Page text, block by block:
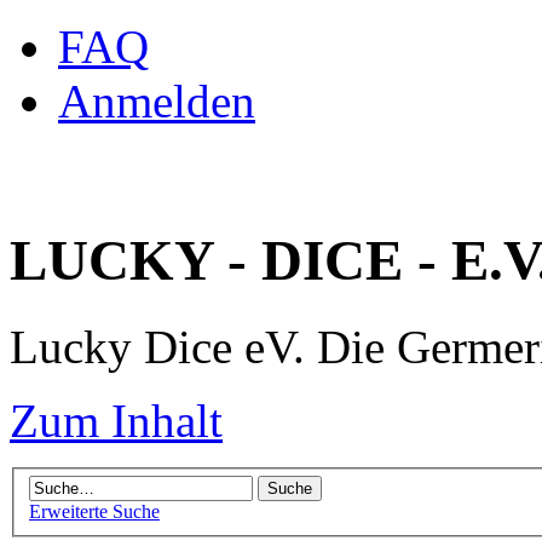
FAQ
Anmelden
LUCKY - DICE -
Lucky Dice eV. Die
Zum Inhalt
Erweiterte Suche